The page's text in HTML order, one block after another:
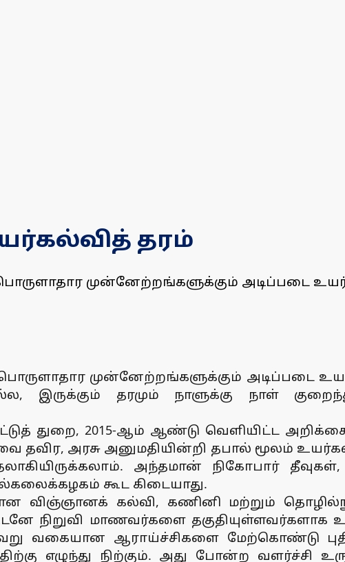
தரம்
பொருளாதார முன்னேற்றங்களுக்கும் அடிப்படை
பொருளாதார முன்னேற்றங்களுக்கும் அடிப்படை
இருக்கும் தரமும் நாளுக்கு நாள்
துறை, 2015-ஆம் ஆண்டு வெளியிட்ட
தவிர, அரசு அனுமதியின்றி தபால் மூலம்
அந்தமான் நிகோபார்
கூட கிடையாது.
விஞ்ஞானக் கல்வி, கணினி மற்றும்
நிறுவி மாணவர்களை தகுதியுள்ளவர்களாக
வகையான ஆராய்ச்சிகளை மேற்கொண்டு
எழுந்து நிற்கும். அது போன்ற வளர்ச்சி